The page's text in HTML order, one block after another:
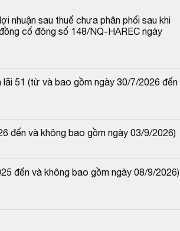
nhuận sau thuế chưa phân phối sau khi
cổ đông số 148/NQ-HAREC ngày
51 (từ và bao gồm ngày 30/7/2026 đến
đến và không bao gồm ngày 03/9/2026)
đến và không bao gồm ngày 08/9/2026)